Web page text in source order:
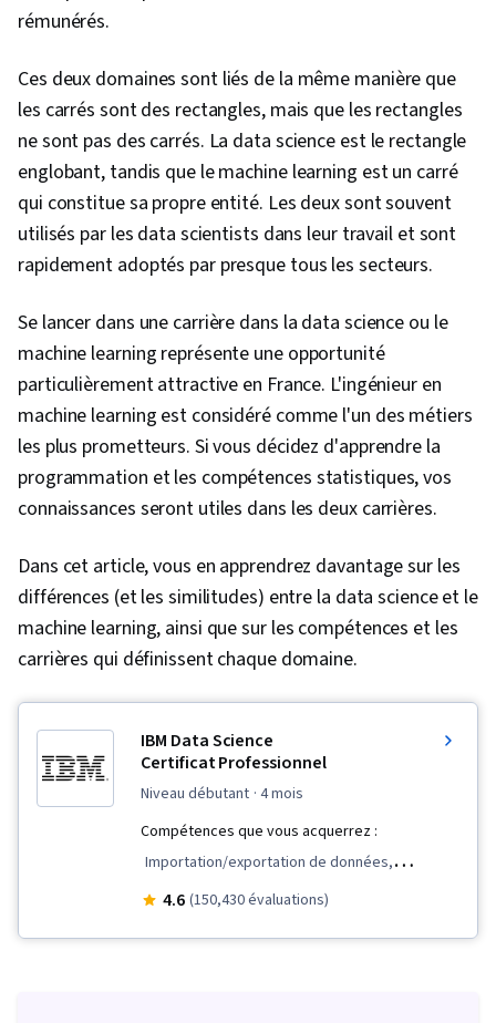
rémunérés.
Ces deux domaines sont liés de la même manière que
les carrés sont des rectangles, mais que les rectangles
ne sont pas des carrés. La data science est le rectangle
englobant, tandis que le machine learning est un carré
qui constitue sa propre entité. Les deux sont souvent
utilisés par les data scientists dans leur travail et sont
rapidement adoptés par presque tous les secteurs.
Se lancer dans une carrière dans la data science ou le
machine learning représente une opportunité
particulièrement attractive en France. L'ingénieur en
machine learning est considéré comme l'un des métiers
les plus prometteurs. Si vous décidez d'apprendre la
programmation et les compétences statistiques, vos
connaissances seront utiles dans les deux carrières.
Dans cet article, vous en apprendrez davantage sur les
différences (et les similitudes) entre la data science et le
machine learning, ainsi que sur les compétences et les
carrières qui définissent chaque domaine.
IBM Data Science
Certificat Professionnel
niveau débutant · 4 mois
Compétences que vous acquerrez :
Importation/exportation de données,
Réseautage professionnel, Traitement des
4.6 (150,430 évaluations)